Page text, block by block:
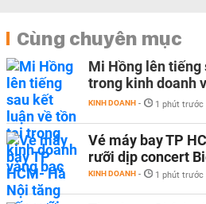
Cùng chuyên mục
Mi Hồng lên tiếng
trong kinh doanh
KINH DOANH - 1 phút trước
Vé máy bay TP
rưỡi dịp concert
KINH DOANH - 1 phút trước